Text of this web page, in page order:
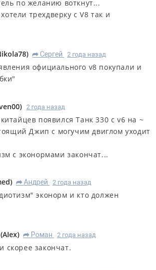
по желанию воткнут...
трехдверку с V8 так и
) R Сергей 2 года назад
официального v8 покупали и
) 2 года назад
появился Танк 330 c v6 на ~
Джип с могучим двиглом уходит
с эконормами закончат...
) R Андрей 2 года назад
эконорм и кто должен
(AIex) R Роман 2 года назад
скорее закончат.